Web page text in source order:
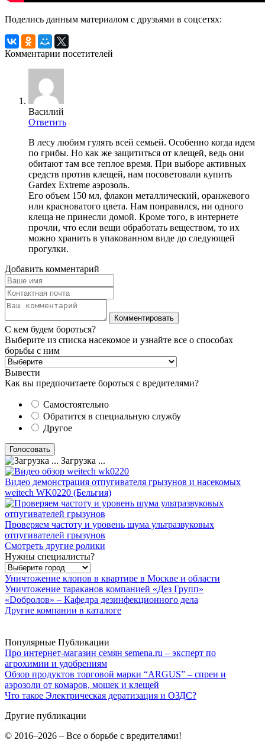
Поделись данным материалом с друзьями в соцсетях:
Комментарии посетителей
Василий
Ответить
В лесу любим гулять всей семьей. Особенно когда идем
по грибы. Но как же защититься от клещей, ведь они
обитают там все теплое время. При выборе активных
средств против клещей, нам посоветовали купить
Gardex Extreme аэрозоль.
Его объем 150 мл, флакон металлический, оранжевого
или красноватого цвета. Нам понравился, ни одного
клеща не принесли домой. Кроме того, в интернете
прочли, что если вещи обработать веществом, то их
можно хранить в упакованном виде до следующей
прогулки.
Добавить комментарий
С кем будем бороться?
Выберите из списка насекомое и узнайте все о способах
борьбы с ним
Вывести
Как вы предпочитаете бороться с вредителями?
Самостоятельно
Обратится в специальную службу
Другое
Загрузка ...
Видео демонстрация отпугивателя грызунов и насекомых
weitech WK0220 (Бельгия)
Проверяем частоту и уровень шума ультразвуковых
отпугивателей грызунов
Смотреть другие ролики
Нужны специалисты?
Уничтожение клопов в квартире в Москве и области
Уничтожение тараканов компанией «Дез Групп»
«Dобролов» – Кафедра дезинфекционного дела
Другие компании в каталоге
Популярные Публикации
Про интернет-магазин семян semena.ru – эксперт по
агрохимии и удобрениям
Обзор продуктов торговой марки “ARGUS” – спреи и
аэрозоли от комаров, мошек и клещей
Что такое Электрическая дератизация и ОЗДС?
Другие публикации
© 2016–2026 – Все о борьбе с вредителями!